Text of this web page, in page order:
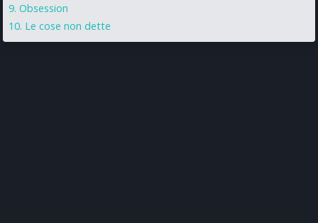
Obsession
Le cose non dette